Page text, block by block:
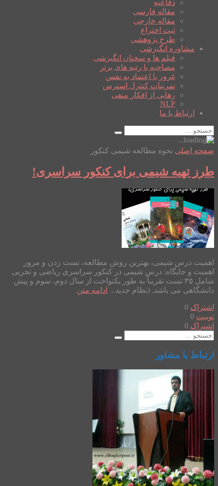
دفاعیه
مقاله فارسی
مقاله خارجی
ثبت اختراع
طرح پژوهشی
مشاوره انگیزشی
فیلم ها و سخنان انگیزشی
مصاحبه با رتبه های برتر
غرور یا اعتماد به نفس
تمرینات کنترل استرس
رهایی از افکار منفی
NLP
ارتباط با ما
صفحه اصلی نحوه مطالعه شیمی کنکور
طرز تهیه شیمی برای کنکور سراسری!
اهمیت درس شیمی، بهترین روش مطالعه، تست زدن و مرور
اهمیت و جایگاه: درس شیمی در کنکور سراسری ریاضی و تجربی
شامل ۳۵ تست تقریباً به طور یکنواخت از سال دوم، سوم و پیش
دانشگاهی می باشد. (نظام جدید... ادامه متن
اشتراک 0
توییت 0
اشتراک 0
ارتباط با مشاور